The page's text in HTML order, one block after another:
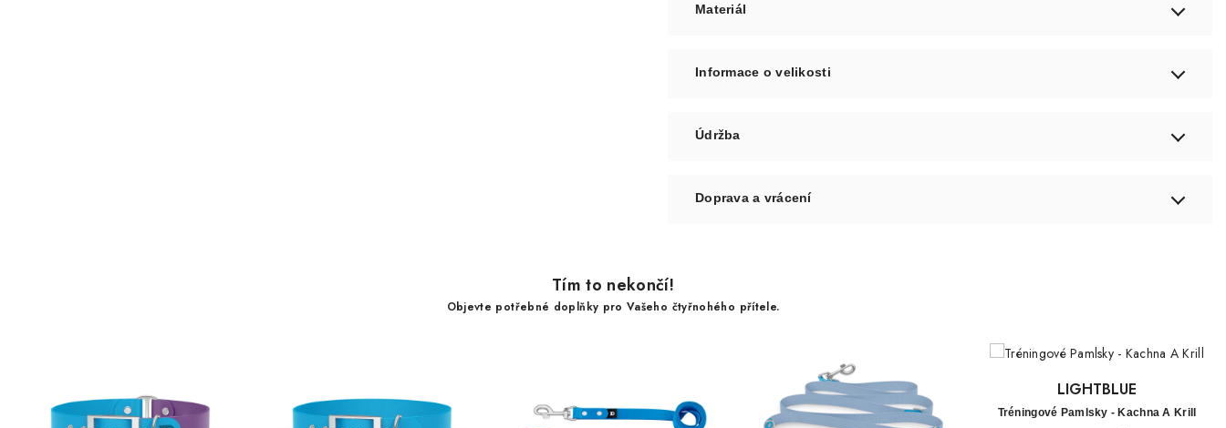
Materiál
Informace o velikosti
Údržba
Doprava a vrácení
Tím to nekončí!
Objevte potřebné doplňky pro Vašeho čtyřnohého přítele.
LIGHTBLUE
Tréningové Pamlsky - Kachna A Krill